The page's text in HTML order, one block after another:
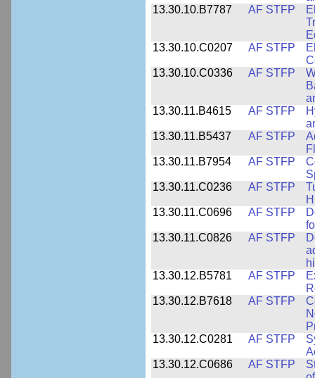
13.30.10.B7787
AF STFP
13.30.10.C0207
AF STFP
13.30.10.C0336
AF STFP
13.30.11.B4615
AF STFP
13.30.11.B5437
AF STFP
13.30.11.B7954
AF STFP
13.30.11.C0236
AF STFP
13.30.11.C0696
AF STFP
13.30.11.C0826
AF STFP
13.30.12.B5781
AF STFP
13.30.12.B7618
AF STFP
13.30.12.C0281
AF STFP
13.30.12.C0686
AF STFP